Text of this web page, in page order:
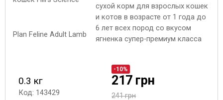
сухой корм для взрослых кошек
и котов в возрасте от 1 года до
6 лет всех пород со вкусом
ягненка супер-премиум класса
0.3 кг
Код: 143429
-10%
217 грн
241 грн